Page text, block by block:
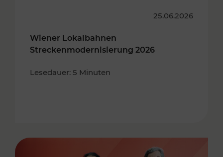
25.06.2026
Wiener Lokalbahnen
Streckenmodernisierung 2026
Lesedauer: 5 Minuten